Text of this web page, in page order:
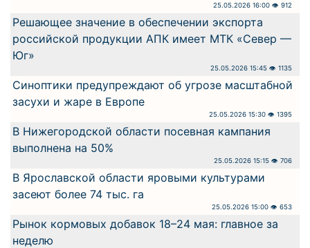
25.05.2026 16:00 👁 912
Решающее значение в обеспечении экспорта
российской продукции АПК имеет МТК «Север —
Юг»
25.05.2026 15:45 👁 1135
Синоптики предупреждают об угрозе масштабной
засухи и жаре в Европе
25.05.2026 15:30 👁 1395
В Нижегородской области посевная кампания
выполнена на 50%
25.05.2026 15:15 👁 706
В Ярославской области яровыми культурами
засеют более 74 тыс. га
25.05.2026 15:00 👁 653
Рынок кормовых добавок 18–24 мая: главное за
неделю